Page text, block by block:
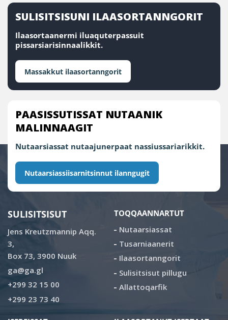
SULISITSISUNI ILAASORTANNGORIT
Ilaasortaanermi iluaquterpassuit
pissarsiarisinnaalikkit.
Massakkut ilaasortanngorit
PAASISSUTISSAT NUTAANIK
MALINNAAGIT
Nutaarsiassat nutaajunerpaat nassiussariarikkit.
Nutaarsiassiisarnitsinnut ilanngugit
SULISITSISUT
Jens Kreutzmannip Aqq.
3,
Box 73, 3900 Nuuk
ga@ga.gl
+299 32 15 00
+299 23 73 40
TOQQAANNARTUT
Nutaarsiassat
Tusarniaanerit
Ilaasortanngorit
Sulisitsisut pillugu
Allattoqarfik